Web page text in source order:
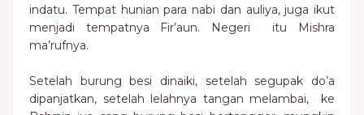
indatu. Tempat hunian para nabi dan auliya, juga ikut
menjadi tempatnya Fir’aun. Negeri itu Mishra
ma’rufnya.
Setelah burung besi dinaiki, setelah segupak do’a
dipanjatkan, setelah lelahnya tangan melambai, ke